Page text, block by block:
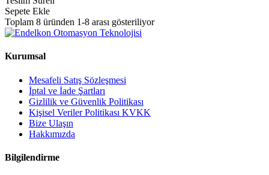
Sepete Ekle
Toplam 8 üründen 1-8 arası gösteriliyor
Kurumsal
Mesafeli Satış Sözleşmesi
İptal ve İade Şartları
Gizlilik ve Güvenlik Politikası
Kişisel Veriler Politikası KVKK
Bize Ulaşın
Hakkımızda
Bilgilendirme